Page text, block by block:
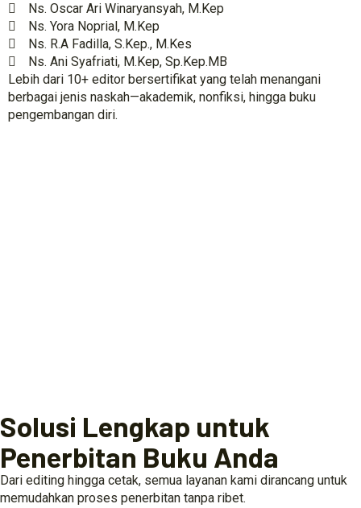
Ns. Oscar Ari Winaryansyah, M.Kep
Ns. Yora Noprial, M.Kep
Ns. R.A Fadilla, S.Kep., M.Kes
Ns. Ani Syafriati, M.Kep, Sp.Kep.MB
Lebih dari 10+ editor bersertifikat yang telah menangani
berbagai jenis naskah—akademik, nonfiksi, hingga buku
pengembangan diri.
Solusi Lengkap untuk
Penerbitan Buku Anda
Dari editing hingga cetak, semua layanan kami dirancang untuk
memudahkan proses penerbitan tanpa ribet.